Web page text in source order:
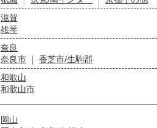
滋賀
雄琴
奈良
奈良市
香芝市/生駒郡
和歌山
和歌山市
岡山